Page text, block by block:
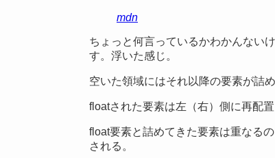
mdn
ちょっと何言っているかわかんない
す。浮いた感じ。
空いた領域にはそれ以降の要素が詰め
floatされた要素は左（右）側に再配
float要素と詰めてきた要素は重なる
される。